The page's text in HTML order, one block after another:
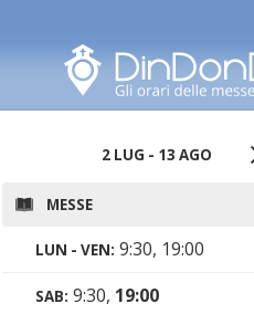
2 LUG - 13 AGO
MESSE
LUN - VEN: 9:30, 19:00
SAB: 9:30, 19:00